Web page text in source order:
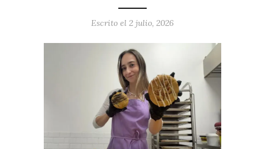
Escrito el 2 julio, 2026